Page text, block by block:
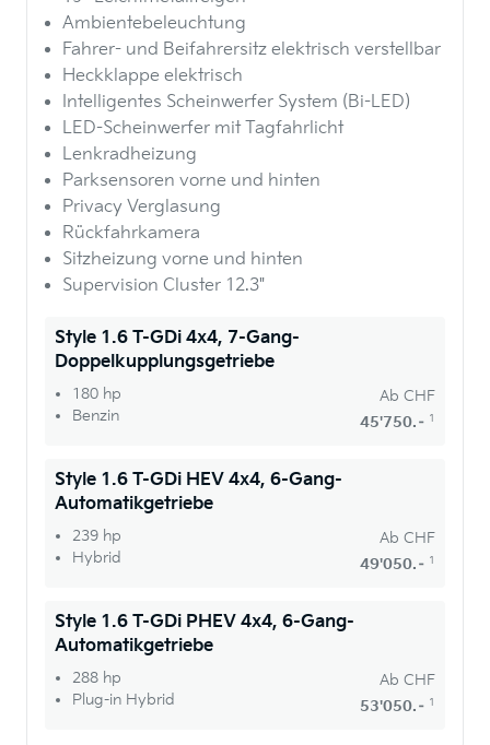
Ambientebeleuchtung
Fahrer- und Beifahrersitz elektrisch verstellbar
Heckklappe elektrisch
Intelligentes Scheinwerfer System (Bi-LED)
LED-Scheinwerfer mit Tagfahrlicht
Lenkradheizung
Parksensoren vorne und hinten
Privacy Verglasung
Rückfahrkamera
Sitzheizung vorne und hinten
Supervision Cluster 12.3"
Style 1.6 T-GDi 4x4, 7-Gang-
Doppelkupplungsgetriebe
180 hp
Benzin
Ab CHF
45'750.– 1
Style 1.6 T-GDi HEV 4x4, 6-Gang-
Automatikgetriebe
239 hp
Hybrid
Ab CHF
49'050.– 1
Style 1.6 T-GDi PHEV 4x4, 6-Gang-
Automatikgetriebe
288 hp
Plug-in Hybrid
Ab CHF
53'050.– 1